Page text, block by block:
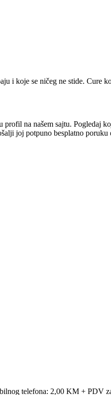
i koje se ničeg ne stide. Cure
na našem sajtu. Pogledaj
joj potpuno besplatno poruku
telefona: 2,00 KM + PDV